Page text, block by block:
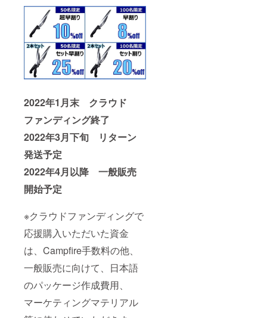
2022年1月末 クラウド
ファンディング終了
2022年3月下旬 リターン
発送予定
2022年4月以降 一般販売
開始予定
※クラウドファンディングで
応援購入いただいた資金
は、Campfire手数料の他、
一般販売に向けて、日本語
のパッケージ作成費用、
マーケティングマテリアル